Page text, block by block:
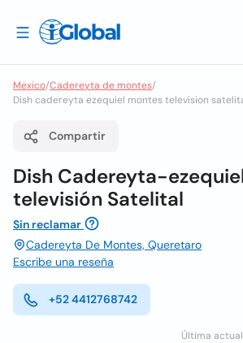
Mexico/Cadereyta de montes/
Dish cadereyta ezequiel montes television
Compartir
Dish Cadereyta-
televisión Satelital
Sin reclamar
Cadereyta De Montes, Queretaro
Escribe una reseña
+52 4412768742
Última